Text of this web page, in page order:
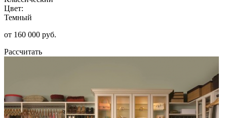
Цвет:
Темный
от 160 000 руб.
Рассчитать